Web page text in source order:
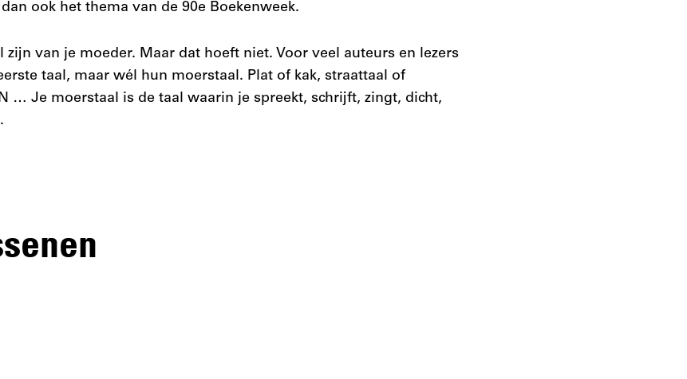
ook het thema van de 90e Boekenweek.
zijn van je moeder. Maar dat hoeft niet. Voor veel auteurs en lezers
taal, maar wél hun moerstaal. Plat of kak, straattaal of
… Je moerstaal is de taal waarin je spreekt, schrijft, zingt, dicht,